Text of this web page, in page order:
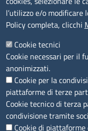
SEGUICI SU
MENÙ PRIVACY
Note legali Privacy e
l’utilizzo e/o modificare
Policy completa, clicchi
Cookie tecnici
Cookie necessari per il
anonimizzati.
Cookie per la
piattaforme di terze
Cookie tecnico di terza
condivisione tramite
Cookie di